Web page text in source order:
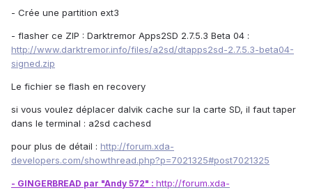
- Crée une partition ext3
- flasher ce ZIP : Darktremor Apps2SD 2.7.5.3 Beta 04 :
http://www.darktremor.info/files/a2sd/dtapps2sd-2.7.5.3-beta04-
signed.zip
Le fichier se flash en recovery
si vous voulez déplacer dalvik cache sur la carte SD, il faut taper
dans le terminal : a2sd cachesd
pour plus de détail : http://forum.xda-
developers.com/showthread.php?p=7021325#post7021325
- GINGERBREAD par "Andy 572" : http://forum.xda-